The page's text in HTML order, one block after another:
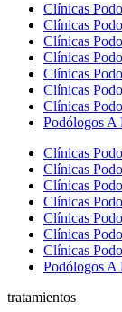
Clínicas
Clínicas
Clínicas
Clínicas
Clínicas
Clínicas
Clínicas
Podólogos
Clínicas
Clínicas
Clínicas
Clínicas
Clínicas
Clínicas
Clínicas
Podólogos
tratamientos